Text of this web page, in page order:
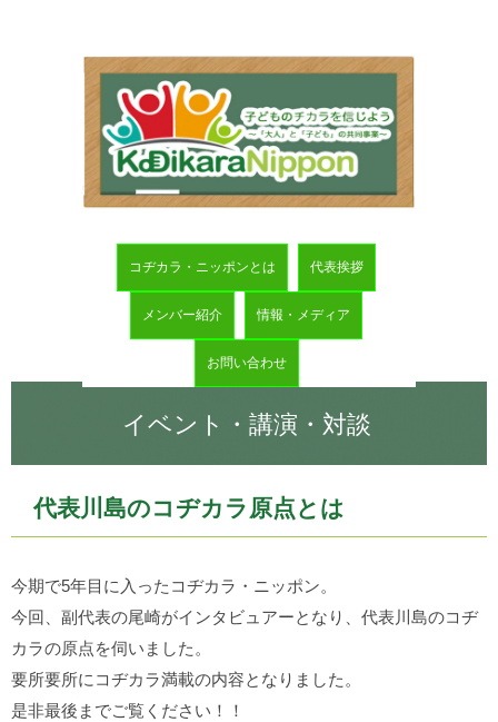
コヂカラ・ニッポンとは 代表挨拶
メンバー紹介 情報・メディア
お問い合わせ
イベント・講演・対談
代表川島のコヂカラ原点とは
今期で5年目に入ったコヂカラ・ニッポン。
今回、副代表の尾崎がインタビュアーとなり、代表川島のコヂ
カラの原点を伺いました。
要所要所にコヂカラ満載の内容となりました。
是非最後までご覧ください！！